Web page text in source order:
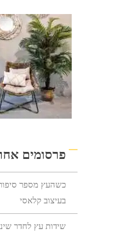
פרסומים
כשהעץ מספר
בעיצוב קלאסי
שידות עץ לחדר